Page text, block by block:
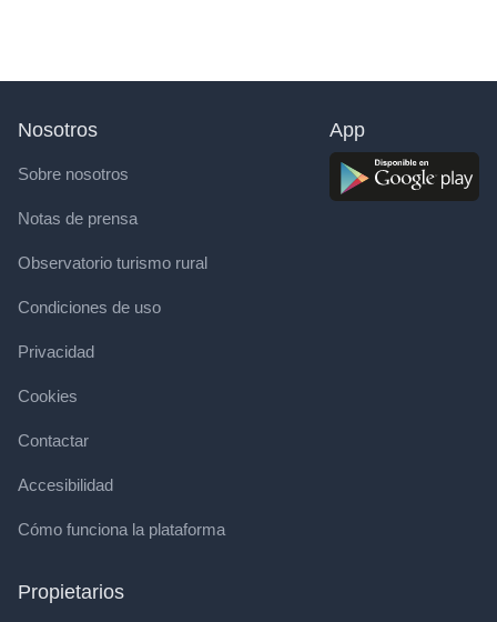
Nosotros
Sobre nosotros
Notas de prensa
Observatorio turismo rural
Condiciones de uso
Privacidad
Cookies
Contactar
Accesibilidad
Cómo funciona la plataforma
Propietarios
App